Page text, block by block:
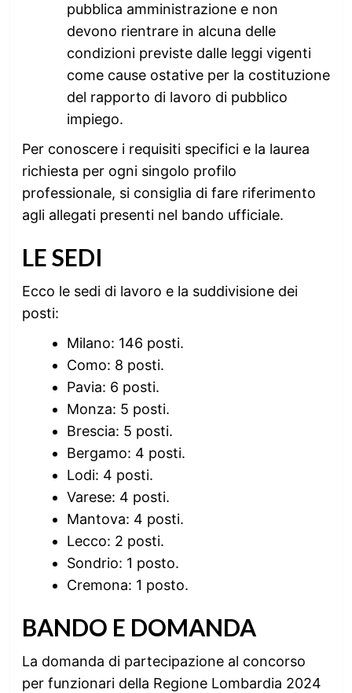
pubblica amministrazione e non
devono rientrare in alcuna delle
condizioni previste dalle leggi vigenti
come cause ostative per la costituzione
del rapporto di lavoro di pubblico
impiego.
Per conoscere i requisiti specifici e la laurea
richiesta per ogni singolo profilo
professionale, si consiglia di fare riferimento
agli allegati presenti nel bando ufficiale.
LE SEDI
Ecco le sedi di lavoro e la suddivisione dei
posti:
Milano: 146 posti.
Como: 8 posti.
Pavia: 6 posti.
Monza: 5 posti.
Brescia: 5 posti.
Bergamo: 4 posti.
Lodi: 4 posti.
Varese: 4 posti.
Mantova: 4 posti.
Lecco: 2 posti.
Sondrio: 1 posto.
Cremona: 1 posto.
BANDO E DOMANDA
La domanda di partecipazione al concorso
per funzionari della Regione Lombardia 2024